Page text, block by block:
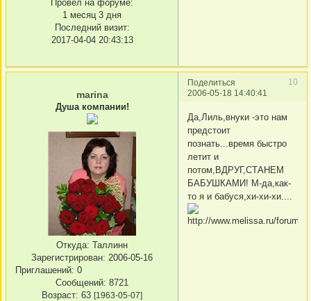
Провел на форуме:
1 месяц 3 дня
Последний визит:
2017-04-04 20:43:13
Поделиться
10
2006-05-18 14:40:41
marina
Душа компании!
Откуда: Таллинн
Зарегистрирован: 2006-05-16
Приглашений: 0
Сообщений: 8721
Возраст: 63 [1963-05-07]
Да,Лиль,внуки -это нам
предстоит
познать...время быстро
летит и
потом,ВДРУГ,СТАНЕМ
БАБУШКАМИ! М-да,как-
то я и бабуся,хи-хи-хи....